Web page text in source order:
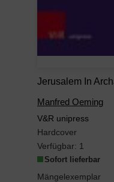
Manfred Oeming
V&R unipress
Hardcover
Verfügbar: 1
Sofort lieferbar
Mängelexemplar